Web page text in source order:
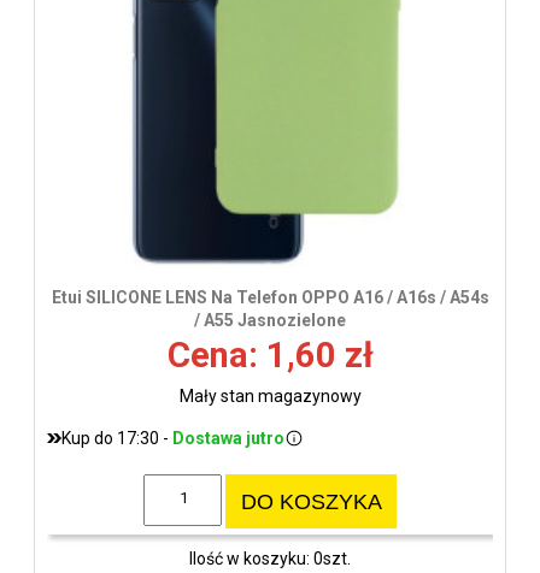
Etui SILICONE LENS Na Telefon OPPO A16 / A16s / A54s
/ A55 Jasnozielone
Cena: 1,60 zł
Mały stan magazynowy
Kup do 17:30 - Dostawa jutro
DO KOSZYKA
Ilość w koszyku: 0szt.